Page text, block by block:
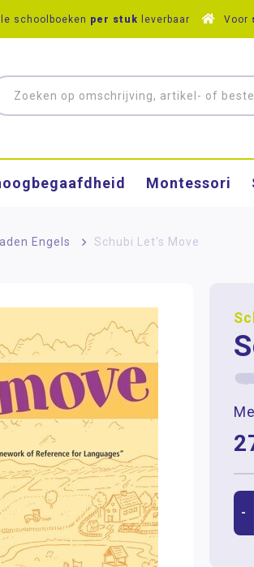
schoolboeken per stuk leverbaar Voor
Montessori
Engels > Schubi Let's Move
-